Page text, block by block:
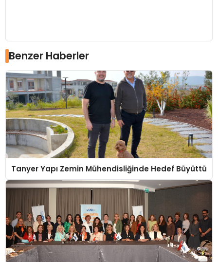
Benzer Haberler
Tanyer Yapı Zemin Mühendisliğinde Hedef Büyüttü